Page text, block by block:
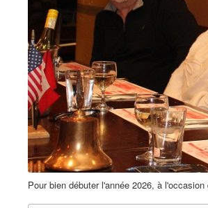
Pour bien débuter l'année 2026, à